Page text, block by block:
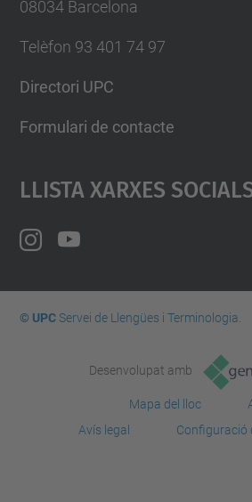
08034 Barcelona
Telèfon 93 401 74 97
Directori UPC
Formulari de contacte
Llista Xarxes
© UPCServei de Llengües i Terminologia.
Desenvolupat amb
Mapa del lloc
Avís legal
Configuració